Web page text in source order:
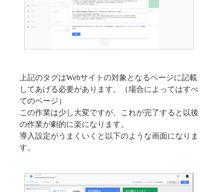
上記のタグはWebサイトの対象となるページに記載
してあげる必要があります。（場合によってはすべ
てのページ）
この作業は少し大変ですが、これが完了すると以後
の作業が劇的に楽になります。
導入設定がうまくいくと以下のような画面になりま
す。